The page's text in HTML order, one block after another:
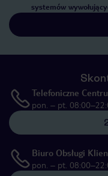
systemów
Telefoniczne
pon. – pt.
Biuro Obsługi
pon. – pt.